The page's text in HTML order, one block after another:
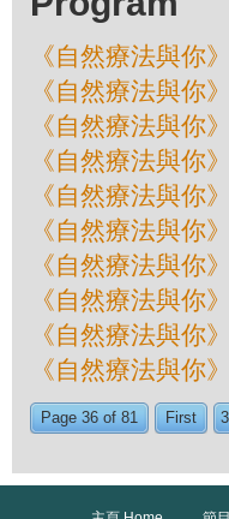
《自然療法與你
《自然療法與你
《自然療法與你
《自然療法與你
《自然療法與你
《自然療法與你
《自然療法與你
《自然療法與你
《自然療法與你
《自然療法與你
Page 36 of 81 First